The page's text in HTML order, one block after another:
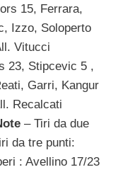
15, Ferrara,
Izzo, Soloperto
Vitucci
23, Stipcevic 5 ,
Garri, Kangur
Recalcati
– Tiri da due
da tre punti:
: Avellino 17/23